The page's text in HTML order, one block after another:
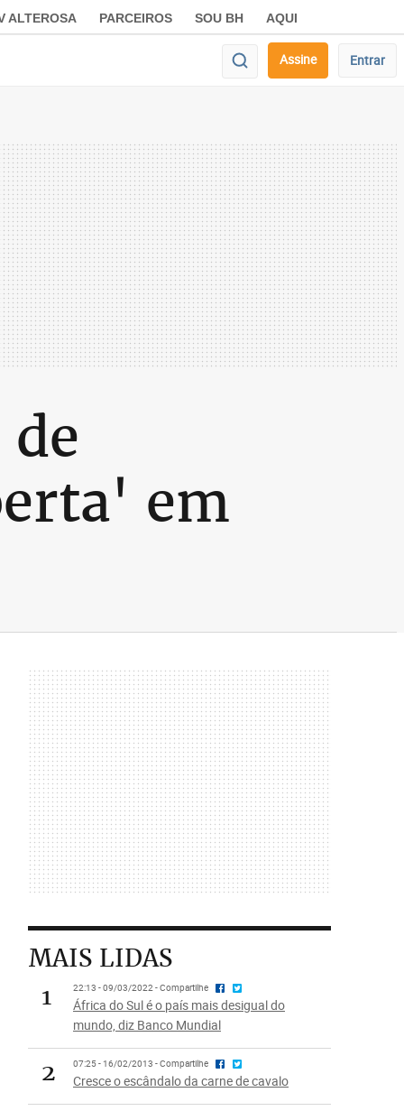
ALTEROSA PARCEIROS SOU BH AQUI
Assine Entrar
em
MAIS LIDAS
1
22:13 - 09/03/2022 - Compartilhe
África do Sul é o país mais desigual do
mundo, diz Banco Mundial
2 07:25 - 16/02/2013 - Compartilhe
Cresce o escândalo da carne de cavalo